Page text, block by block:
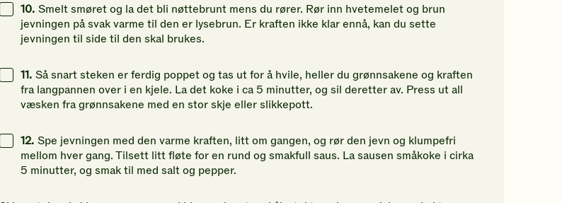
10. Smelt smøret og la det bli nøttebrunt mens du rører. Rør inn hvetemelet og brun
jevningen på svak varme til den er lysebrun. Er kraften ikke klar ennå, kan du sette
jevningen til side til den skal brukes.
11. Så snart steken er ferdig poppet og tas ut for å hvile, heller du grønnsakene og kraften
fra langpannen over i en kjele. La det koke i ca 5 minutter, og sil deretter av. Press ut all
væsken fra grønnsakene med en stor skje eller slikkepott.
12. Spe jevningen med den varme kraften, litt om gangen, og rør den jevn og klumpefri
mellom hver gang. Tilsett litt fløte for en rund og smakfull saus. La sausen småkoke i cirka
5 minutter, og smak til med salt og pepper.